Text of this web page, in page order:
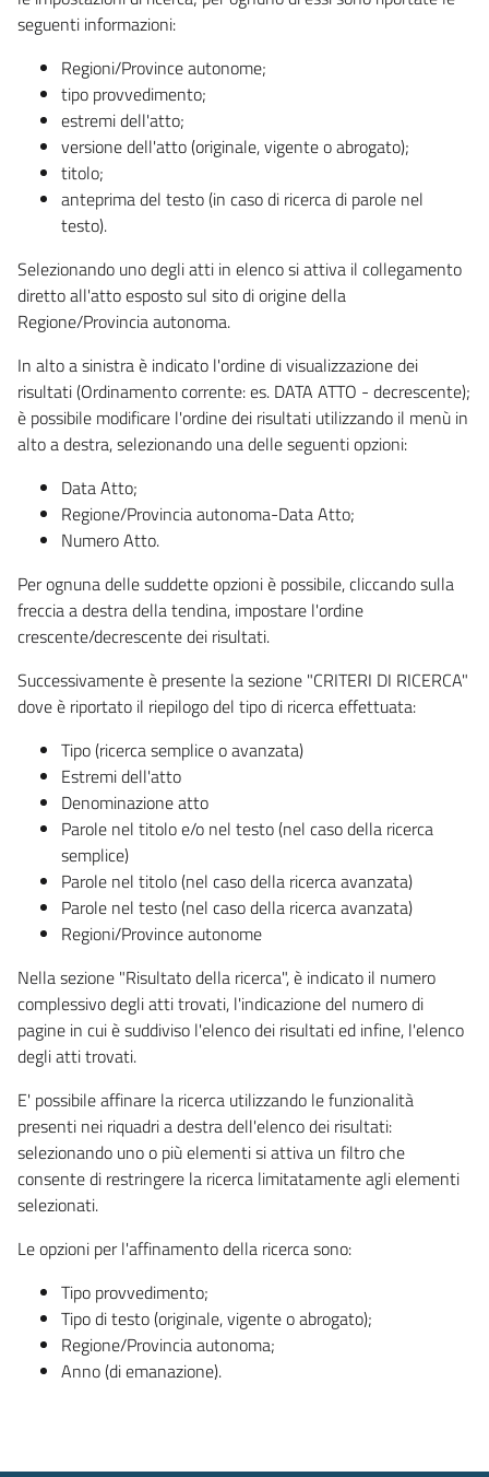
seguenti informazioni:
Regioni/Province autonome;
tipo provvedimento;
estremi dell'atto;
versione dell'atto (originale, vigente o abrogato);
titolo;
anteprima del testo (in caso di ricerca di parole nel
testo).
Selezionando uno degli atti in elenco si attiva il collegamento
diretto all'atto esposto sul sito di origine della
Regione/Provincia autonoma.
In alto a sinistra è indicato l'ordine di visualizzazione dei
risultati (Ordinamento corrente: es. DATA ATTO - decrescente);
è possibile modificare l'ordine dei risultati utilizzando il menù in
alto a destra, selezionando una delle seguenti opzioni:
Data Atto;
Regione/Provincia autonoma-Data Atto;
Numero Atto.
Per ognuna delle suddette opzioni è possibile, cliccando sulla
freccia a destra della tendina, impostare l'ordine
crescente/decrescente dei risultati.
Successivamente è presente la sezione "CRITERI DI RICERCA"
dove è riportato il riepilogo del tipo di ricerca effettuata:
Tipo (ricerca semplice o avanzata)
Estremi dell'atto
Denominazione atto
Parole nel titolo e/o nel testo (nel caso della ricerca
semplice)
Parole nel titolo (nel caso della ricerca avanzata)
Parole nel testo (nel caso della ricerca avanzata)
Regioni/Province autonome
Nella sezione "Risultato della ricerca", è indicato il numero
complessivo degli atti trovati, l'indicazione del numero di
pagine in cui è suddiviso l'elenco dei risultati ed infine, l'elenco
degli atti trovati.
E' possibile affinare la ricerca utilizzando le funzionalità
presenti nei riquadri a destra dell'elenco dei risultati:
selezionando uno o più elementi si attiva un filtro che
consente di restringere la ricerca limitatamente agli elementi
selezionati.
Le opzioni per l'affinamento della ricerca sono:
Tipo provvedimento;
Tipo di testo (originale, vigente o abrogato);
Regione/Provincia autonoma;
Anno (di emanazione).